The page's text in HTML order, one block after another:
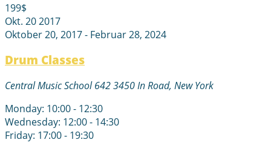
199$
Okt. 202017
Oktober 20, 2017- Februar 28, 2024
Drum Classes
Central Music School642 3450 In Road, New York
Monday: 10:00 - 12:30
Wednesday: 12:00 - 14:30
Friday: 17:00 - 19:30